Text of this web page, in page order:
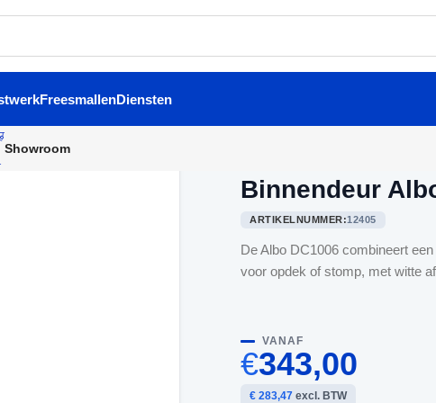
FreesmallenDiensten
Showroom
Binnendeur
ARTIKELNUMMER:12405
De Albo DC1006 combineert
voor opdek of stomp, met witte
VANAF
€343,00
€ 283,47 excl. BTW